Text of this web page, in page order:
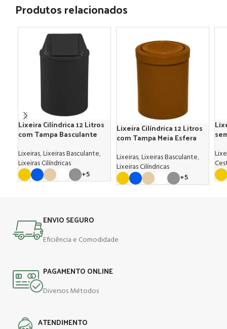
Produtos relacionados
Lixeira Cilíndrica 12 Litros
com Tampa Basculante
Lixeiras,Lixeiras Basculante,
Lixeiras Cilíndricas
+5
Lixeira Cilíndrica 12 Litros
com Tampa Meia Esfera
Lixeiras,Lixeiras Basculante,
Lixeiras Cilíndricas
+5
ENVIO SEGURO
Eficiência e Comodidade
PAGAMENTO ONLINE
Diversos Métodos
ATENDIMENTO